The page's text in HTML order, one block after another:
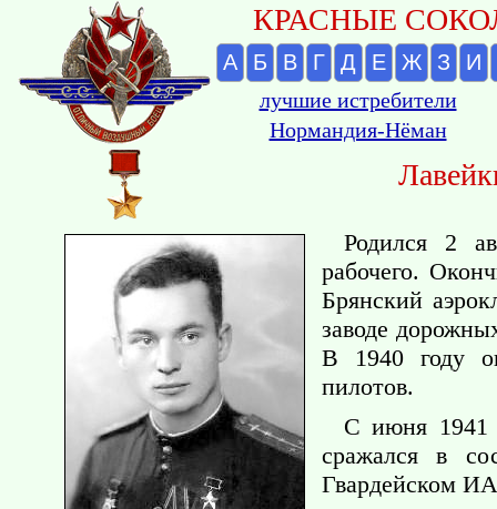
КРАСНЫЕ
А Б В Г Д Е Ж З И
лучшие истребители
Нормандия-Нёман
Родился 2
рабочего.
Брянский
заводе
В 1940 году
пилотов.
С июня 1941
сражался в
Гвардейском